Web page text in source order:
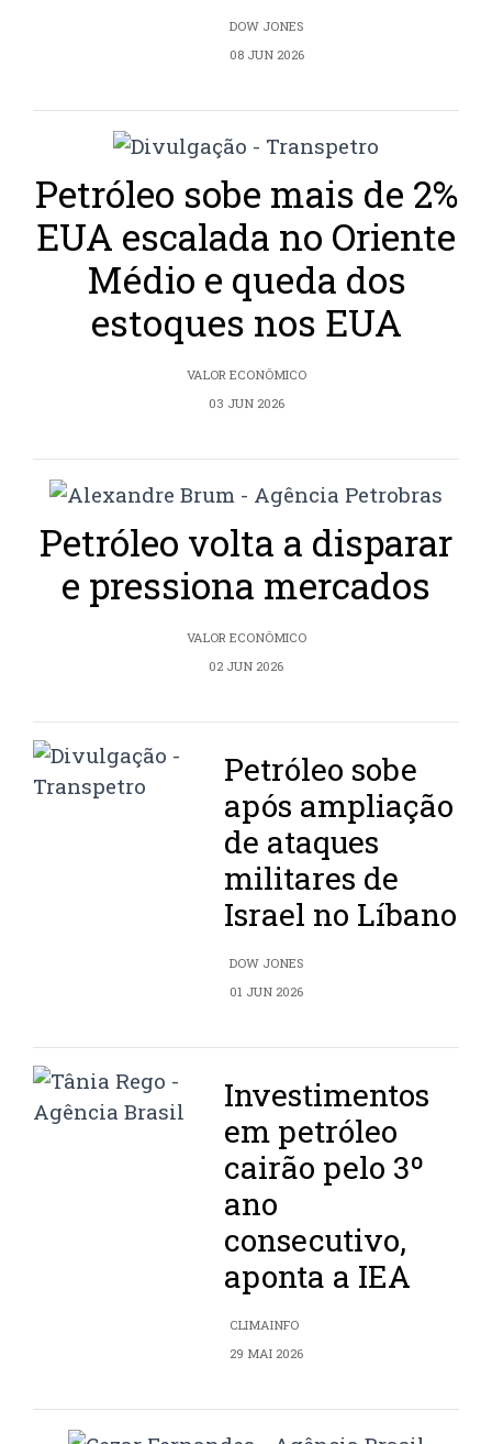
DOW JONES
08 JUN 2026
Petróleo sobe mais de 2%
EUA escalada no Oriente
Médio e queda dos
estoques nos EUA
VALOR ECONÔMICO
03 JUN 2026
Petróleo volta a disparar
e pressiona mercados
VALOR ECONÔMICO
02 JUN 2026
Petróleo sobe
após ampliação
de ataques
militares de
Israel no Líbano
DOW JONES
01 JUN 2026
Investimentos
em petróleo
cairão pelo 3º
ano
consecutivo,
aponta a IEA
CLIMAINFO
29 MAI 2026